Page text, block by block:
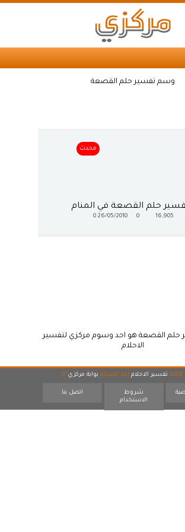
وسم تفسير حلم القصعة
محدث
حلم القصعة في المنام
16,905
26/05/2010
0
القصعة هو احد وسوم مركزي لتفسير
الاحلام
تفسير الاحلام احد اقسام بوابة مركزي 17
شروط
الاستخدام
اتصل بنا